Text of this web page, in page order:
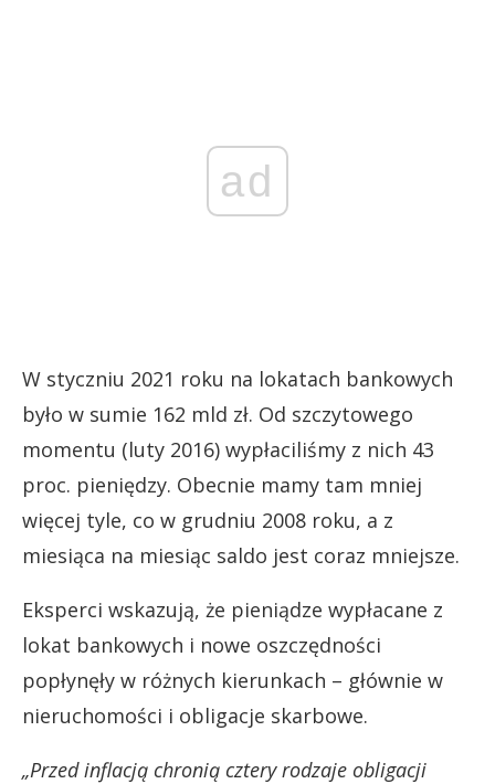
ad
W styczniu 2021 roku na lokatach bankowych
było w sumie 162 mld zł. Od szczytowego
momentu (luty 2016) wypłaciliśmy z nich 43
proc. pieniędzy. Obecnie mamy tam mniej
więcej tyle, co w grudniu 2008 roku, a z
miesiąca na miesiąc saldo jest coraz mniejsze.
Eksperci wskazują, że pieniądze wypłacane z
lokat bankowych i nowe oszczędności
popłynęły w różnych kierunkach – głównie w
nieruchomości i obligacje skarbowe.
„Przed inflacją chronią cztery rodzaje obligacji